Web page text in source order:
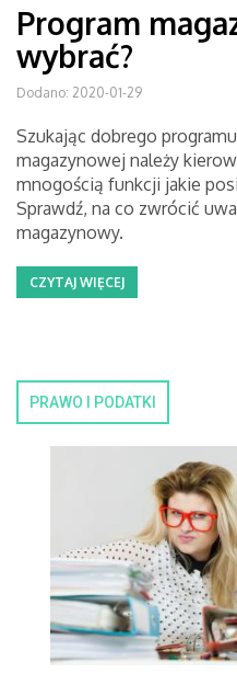
Program
wybrać?
Dodano: 2020-01-29
Szukając dobrego
magazynowej należy
mnogością funkcji jakie
Sprawdź, na co zwrócić
magazynowy.
CZYTAJ WIĘCEJ
PRAWO I PODATKI